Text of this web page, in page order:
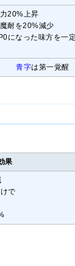
20%上昇
耐を20%減少
になった味方を一
青字は第一覚醒
果
で